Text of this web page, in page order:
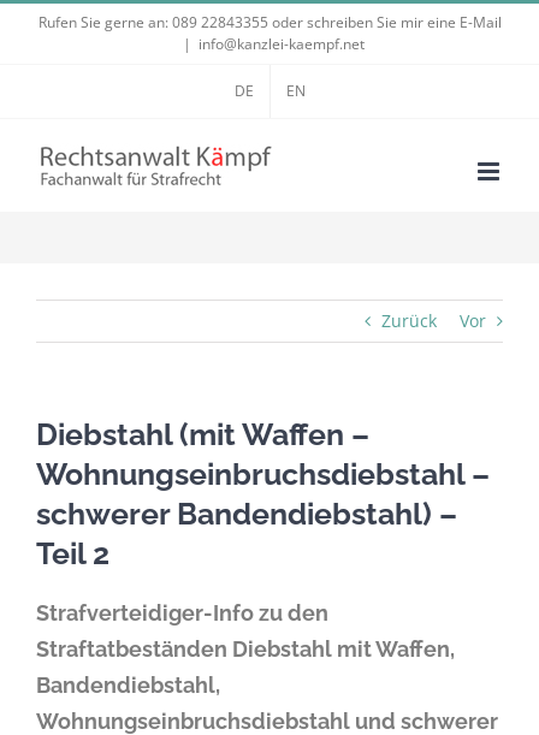
Rufen Sie gerne an: 089 22843355 oder schreiben Sie mir eine E-Mail
| info@kanzlei-kaempf.net
DE EN
Zurück Vor
Diebstahl (mit Waffen –
Wohnungseinbruchsdiebstahl –
schwerer Bandendiebstahl) –
Teil 2
Strafverteidiger-Info zu den
Straftatbeständen Diebstahl mit Waffen,
Bandendiebstahl,
Wohnungseinbruchsdiebstahl und schwerer